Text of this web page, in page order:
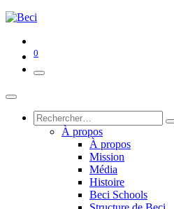
0
À propos
À propos
Mission
Média
Histoire
Beci Schools